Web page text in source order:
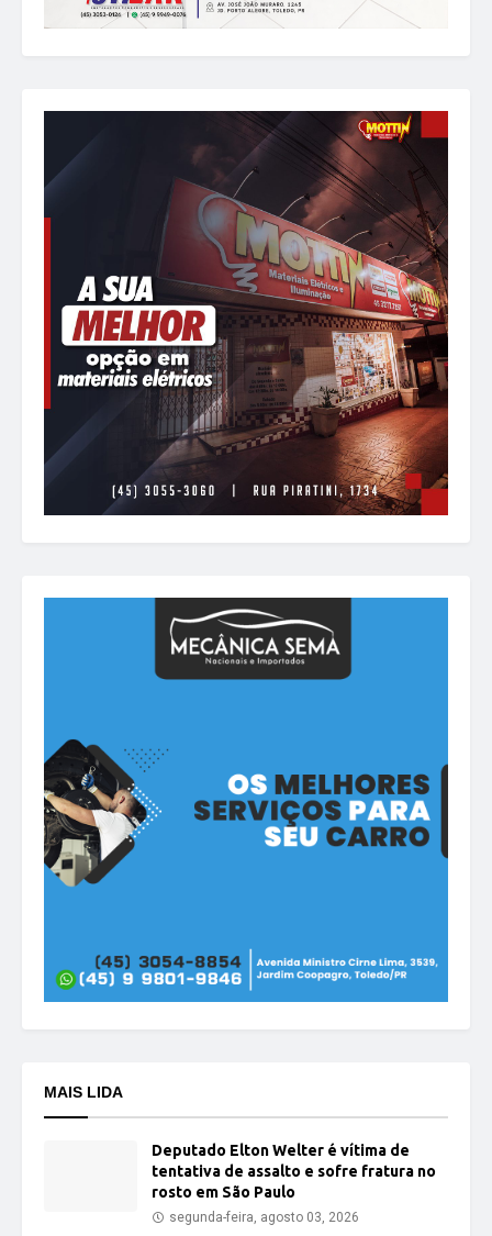
MAIS LIDA
Deputado Elton Welter é vítima de
tentativa de assalto e sofre fratura no
rosto em São Paulo
segunda-feira, agosto 03, 2026